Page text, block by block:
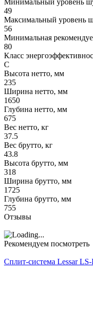
Минимальный уровень
49
Максимальный уровень
56
Минимальная
80
Класс
C
Высота нетто, мм
235
Ширина нетто, мм
1650
Глубина нетто, мм
675
Вес нетто, кг
37.5
Вес брутто, кг
43.8
Высота брутто, мм
318
Ширина брутто, мм
1725
Глубина брутто, мм
755
Отзывы
Рекомендуем посмотреть
Сплит-система Lessar